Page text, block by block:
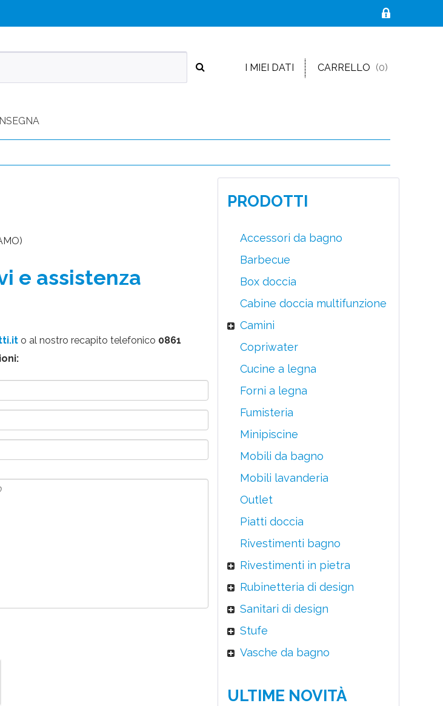
I MIEI DATI CARRELLO (0)
e assistenza
o al nostro recapito telefonico 0861
PRODOTTI
Accessori da bagno
Barbecue
Box doccia
Cabine doccia multifunzione
Camini
Copriwater
Cucine a legna
Forni a legna
Fumisteria
Minipiscine
Mobili da bagno
Mobili lavanderia
Outlet
Piatti doccia
Rivestimenti bagno
Rivestimenti in pietra
Rubinetteria di design
Sanitari di design
Stufe
Vasche da bagno
ULTIME NOVITÀ